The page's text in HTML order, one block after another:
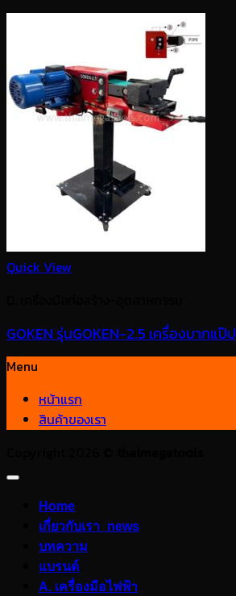
Quick View
GOKEN รุ่นGOKEN-2.5 เครื่องบากแป๊ป
Menu
หน้าแรก
สินค้าของเรา
Home
เกี่ยวกับเรา_news
บทความ
แบรนด์
A. เครื่องมือไฟฟ้า